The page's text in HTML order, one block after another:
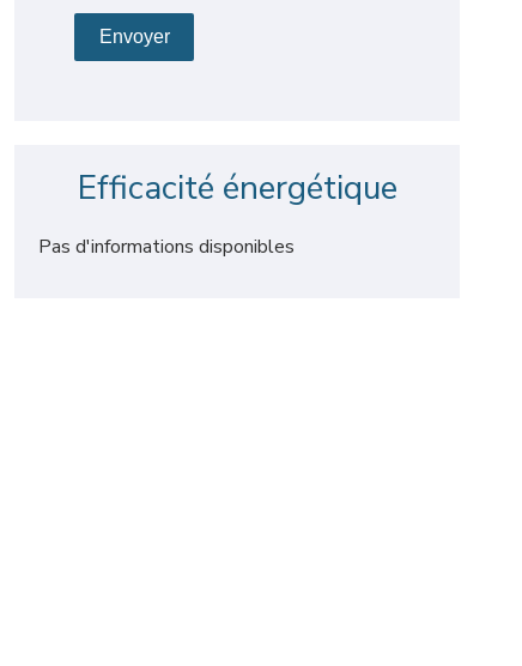
Envoyer
Efficacité énergétique
Pas d'informations disponibles